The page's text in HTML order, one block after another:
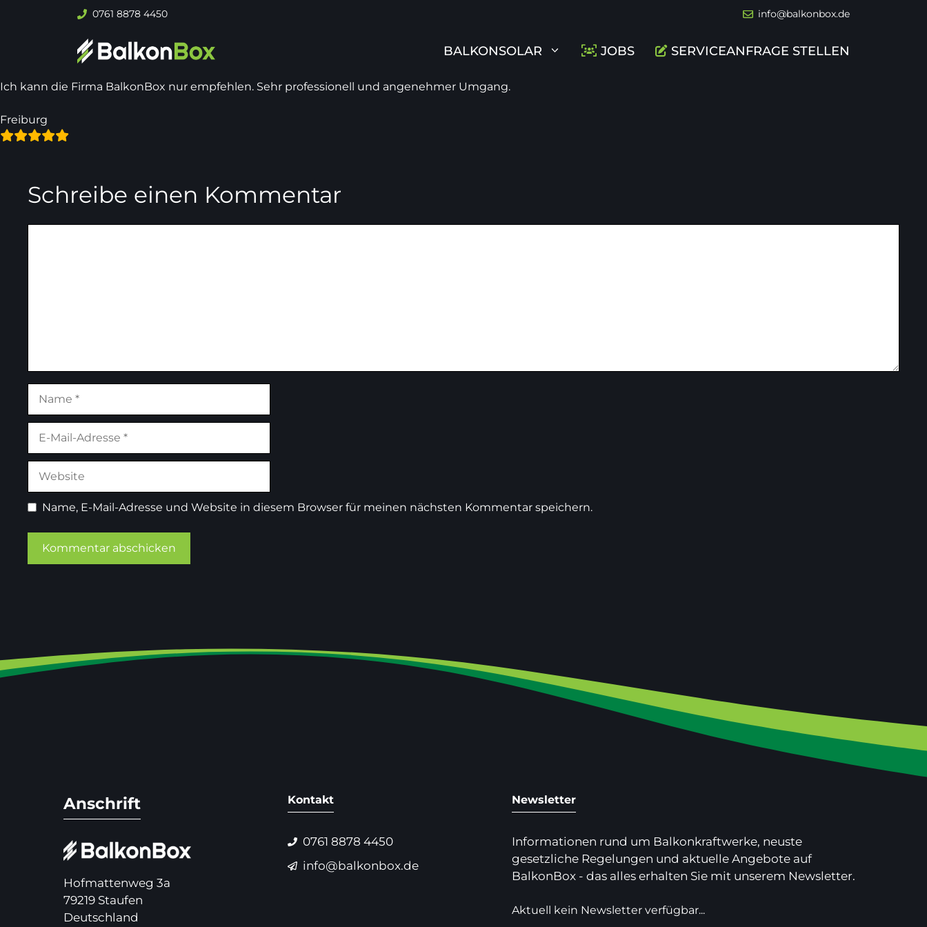
0761 8878 4450 info@balkonbox.de
BALKONSOLAR JOBS SERVICEANFRAGE STELLEN
Ich kann die Firma BalkonBox nur empfehlen. Sehr professionell und angenehmer Umgang.
Freiburg
Schreibe einen Kommentar
Mail-
Adresse
Name, E-Mail-Adresse und Website in diesem Browser für meinen nächsten Kommentar speichern.
Anschrift
Hofmattenweg 3a
79219 Staufen
Deutschland
Kontakt
0761 8878 4450
info@balkonbox.de
Newsletter
Informationen rund um Balkonkraftwerke, neuste
gesetzliche Regelungen und aktuelle Angebote auf
BalkonBox - das alles erhalten Sie mit unserem Newsletter.
Aktuell kein Newsletter verfügbar...